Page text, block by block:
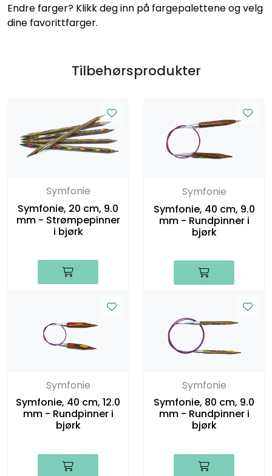
Endre farger? Klikk deg inn på fargepalettene og velg
dine favorittfarger.
Tilbehørsprodukter
Symfonie
Symfonie, 20 cm, 9.0
mm - Strømpepinner
i bjørk
Symfonie
Symfonie, 40 cm, 9.0
mm - Rundpinner i
bjørk
Symfonie
Symfonie, 40 cm, 12.0
mm - Rundpinner i
bjørk
Symfonie
Symfonie, 80 cm, 9.0
mm - Rundpinner i
bjørk